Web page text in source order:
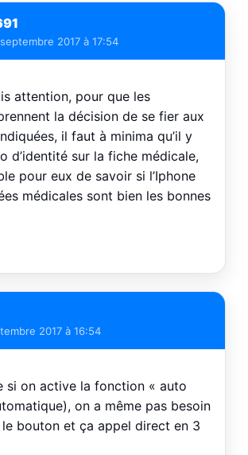
2017 à 17:54
attention, pour que les
la décision de se fier aux
il faut à minima qu’il y
d’identité sur la fiche médicale,
pour eux de savoir si l’Iphone
médicales sont bien les bonnes
2017 à 16:54
si on active la fonction « auto
on a même pas besoin
bouton et ça appel direct en 3